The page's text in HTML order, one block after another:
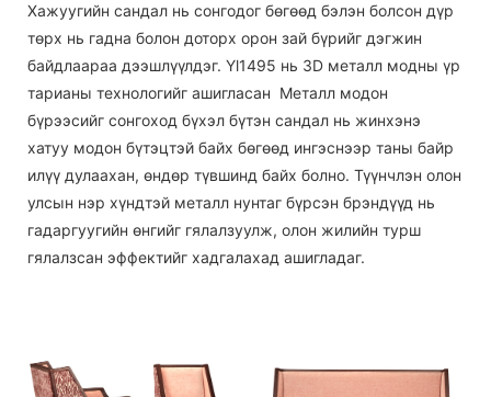
Хажуугийн сандал нь сонгодог бөгөөд бэлэн болсон дүр
төрх нь гадна болон доторх орон зай бүрийг дэгжин
байдлаараа дээшлүүлдэг. Yl1495 нь 3D металл модны үр
тарианы технологийг ашигласан Металл модон
бүрээсийг сонгоход бүхэл бүтэн сандал нь жинхэнэ
хатуу модон бүтэцтэй байх бөгөөд ингэснээр таны байр
илүү дулаахан, өндөр түвшинд байх болно. Түүнчлэн олон
улсын нэр хүндтэй металл нунтаг бүрсэн брэндүүд нь
гадаргуугийн өнгийг гялалзуулж, олон жилийн турш
гялалзсан эффектийг хадгалахад ашигладаг.